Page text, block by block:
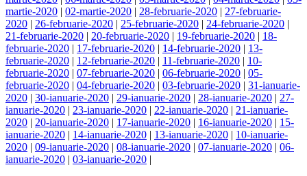
martie-2020 | 02-martie-2020 | 28-februarie-2020 | 27-februarie-
2020 | 26-februarie-2020 | 25-februarie-2020 | 24-februarie-2020 |
21-februarie-2020 | 20-februarie-2020 | 19-februarie-2020 | 18-
februarie-2020 | 17-februarie-2020 | 14-februarie-2020 | 13-
februarie-2020 | 12-februarie-2020 | 11-februarie-2020 | 10-
februarie-2020 | 07-februarie-2020 | 06-februarie-2020 | 05-
februarie-2020 | 04-februarie-2020 | 03-februarie-2020 | 31-ianuarie-
2020 | 30-ianuarie-2020 | 29-ianuarie-2020 | 28-ianuarie-2020 | 27-
ianuarie-2020 | 23-ianuarie-2020 | 22-ianuarie-2020 | 21-ianuarie-
2020 | 20-ianuarie-2020 | 17-ianuarie-2020 | 16-ianuarie-2020 | 15-
ianuarie-2020 | 14-ianuarie-2020 | 13-ianuarie-2020 | 10-ianuarie-
2020 | 09-ianuarie-2020 | 08-ianuarie-2020 | 07-ianuarie-2020 | 06-
ianuarie-2020 | 03-ianuarie-2020 |